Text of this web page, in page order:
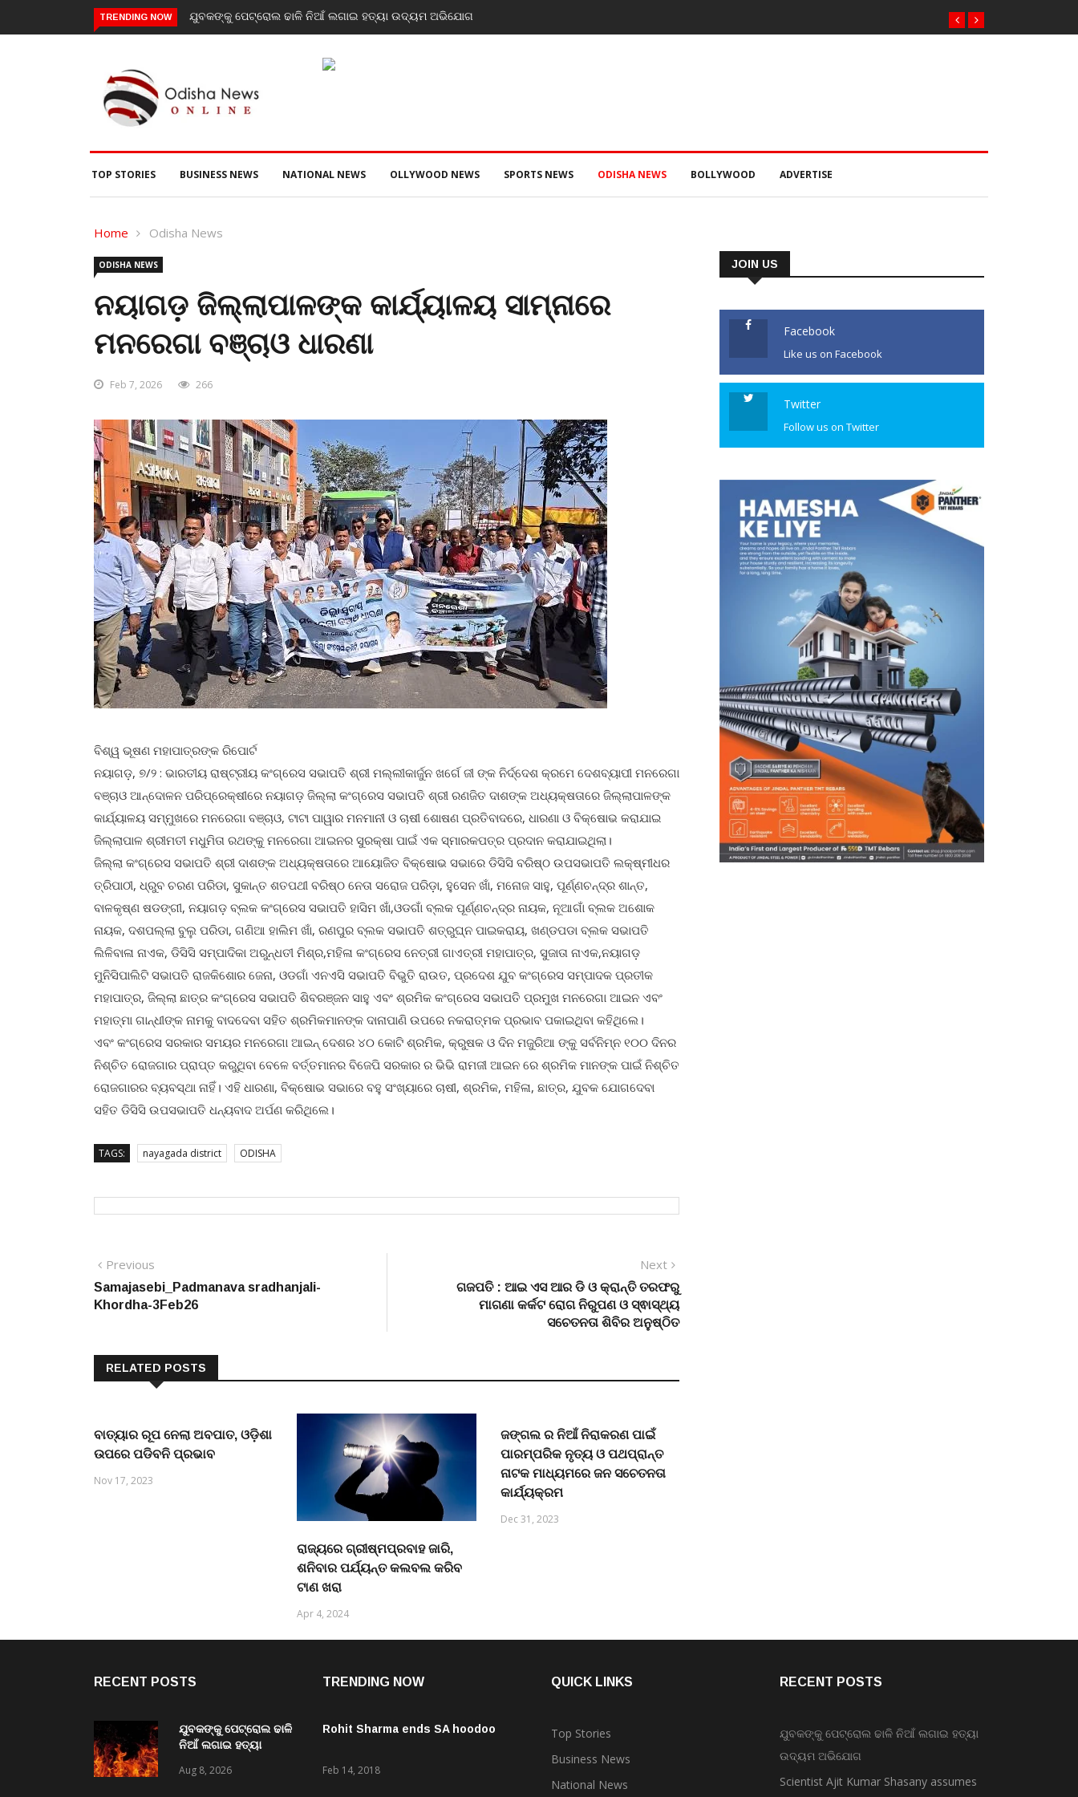
TRENDING NOW ଯୁବକଙ୍କୁ ପେଟ୍ରୋଲ ଢାଳି ନିଆଁ ଲଗାଇ ହତ୍ୟା ଉଦ୍ୟମ ଅଭିଯୋଗ
TOP STORIES BUSINESS NEWS NATIONAL NEWS OLLYWOOD NEWS SPORTS NEWS ODISHA NEWS BOLLYWOOD ADVERTISE
Home Odisha News
ODISHA NEWS
ନୟାଗଡ଼ ଜିଲ୍ଲାପାଳଙ୍କ କାର୍ଯ୍ୟାଳୟ ସାମ୍ନାରେ
ମନରେଗା ବଞ୍ଚାଓ ଧାରଣା
Feb 7, 2026 266
ବିଶ୍ୱ ଭୂଷଣ ମହାପାତ୍ରଙ୍କ ରିପୋର୍ଟ
ନୟାଗଡ଼, ୭/୨ : ଭାରତୀୟ ରାଷ୍ଟ୍ରୀୟ କଂଗ୍ରେସ ସଭାପତି ଶ୍ରୀ ମଲ୍ଲୀକାର୍ଜୁନ ଖର୍ଗେ ଜୀ ଙ୍କ ନିର୍ଦ୍ଦେଶ କ୍ରମେ ଦେଶବ୍ୟାପୀ ମନରେଗା
ବଞ୍ଚାଓ ଆନ୍ଦୋଳନ ପରିପ୍ରେକ୍ଷୀରେ ନୟାଗଡ଼ ଜିଲ୍ଲା କଂଗ୍ରେସ ସଭାପତି ଶ୍ରୀ ରଣଜିତ ଦାଶଙ୍କ ଅଧ୍ୟକ୍ଷତାରେ ଜିଲ୍ଲାପାଳଙ୍କ
କାର୍ଯ୍ୟାଳୟ ସମ୍ମୁଖରେ ମନରେଗା ବଞ୍ଚାଓ, ଟାଟା ପାୱାର ମନମାନୀ ଓ ଚାଷୀ ଶୋଷଣ ପ୍ରତିବାଦରେ, ଧାରଣା ଓ ବିକ୍ଷୋଭ କରାଯାଇ
ଜିଲ୍ଲାପାଳ ଶ୍ରୀମତୀ ମଧୁମିତା ରଥଙ୍କୁ ମନରେଗା ଆଇନର ସୁରକ୍ଷା ପାଇଁ ଏକ ସ୍ମାରକପତ୍ର ପ୍ରଦାନ କରାଯାଇଥିଲା।
ଜିଲ୍ଲା କଂଗ୍ରେସ ସଭାପତି ଶ୍ରୀ ଦାଶଙ୍କ ଅଧ୍ୟକ୍ଷତାରେ ଆୟୋଜିତ ବିକ୍ଷୋଭ ସଭାରେ ଡିସିସି ବରିଷ୍ଠ ଉପସଭାପତି ଲକ୍ଷ୍ମୀଧର
ତ୍ରିପାଠୀ, ଧ୍ରୁବ ଚରଣ ପରିଡା, ସୁକାନ୍ତ ଶତପଥୀ ବରିଷ୍ଠ ନେତା ସରୋଜ ପରିଡ଼ା, ହୁସେନ ଖାଁ, ମନୋଜ ସାହୁ, ପୂର୍ଣ୍ଣଚନ୍ଦ୍ର ଶାନ୍ତ,
ବାଳକୃଷ୍ଣ ଷଡଙ୍ଗୀ, ନୟାଗଡ଼ ବ୍ଲକ କଂଗ୍ରେସ ସଭାପତି ହାସିମ ଖାଁ,ଓଡଗାଁ ବ୍ଲକ ପୂର୍ଣ୍ଣଚନ୍ଦ୍ର ନାୟକ, ନୂଆଗାଁ ବ୍ଲକ ଅଶୋକ
ନାୟକ, ଦଶପଲ୍ଲା ବୁଲୁ ପରିଡା, ଗଣିଆ ହାଲିମ ଖାଁ, ରଣପୁର ବ୍ଲକ ସଭାପତି ଶତ୍ରୁଘ୍ନ ପାଇକରାୟ, ଖଣ୍ଡପଡା ବ୍ଲକ ସଭାପତି
ଲିଳିବାଳା ନାଏକ, ଡିସିସି ସମ୍ପାଦିକା ଅରୁନ୍ଧତୀ ମିଶ୍ର,ମହିଳା କଂଗ୍ରେସ ନେତ୍ରୀ ଗାଏତ୍ରୀ ମହାପାତ୍ର, ସୁଜାତା ନାଏକ,ନୟାଗଡ଼
ମୁନିସିପାଲିଟି ସଭାପତି ରାଜକିଶୋର ଜେନା, ଓଡଗାଁ ଏନଏସି ସଭାପତି ବିଭୁତି ରାଉତ, ପ୍ରଦେଶ ଯୁବ କଂଗ୍ରେସ ସମ୍ପାଦକ ପ୍ରତୀକ
ମହାପାତ୍ର, ଜିଲ୍ଲା ଛାତ୍ର କଂଗ୍ରେସ ସଭାପତି ଶିବରଞ୍ଜନ ସାହୁ ଏବଂ ଶ୍ରମିକ କଂଗ୍ରେସ ସଭାପତି ପ୍ରମୁଖ ମନରେଗା ଆଇନ ଏବଂ
ମହାତ୍ମା ଗାନ୍ଧୀଙ୍କ ନାମକୁ ବାଦଦେବା ସହିତ ଶ୍ରମିକମାନଙ୍କ ଦାନାପାଣି ଉପରେ ନକରାତ୍ମକ ପ୍ରଭାବ ପକାଇଥିବା କହିଥିଲେ।
ଏବଂ କଂଗ୍ରେସ ସରକାର ସମୟର ମନରେଗା ଆଇନ୍ ଦେଶର ୪୦ କୋଟି ଶ୍ରମିକ, କ୍ରୁଷକ ଓ ଦିନ ମଜୁରିଆ ଙ୍କୁ ସର୍ବନିମ୍ନ ୧୦୦ ଦିନର
ନିଶ୍ଚିତ ରୋଜଗାର ପ୍ରାପ୍ତ କରୁଥିବା ବେଳେ ବର୍ତ୍ତମାନର ବିଜେପି ସରକାର ର ଭିଭି ରାମଜୀ ଆଇନ ରେ ଶ୍ରମିକ ମାନଙ୍କ ପାଇଁ ନିଶ୍ଚିତ
ରୋଜଗାରର ବ୍ୟବସ୍ଥା ନାହିଁ। ଏହି ଧାରଣା, ବିକ୍ଷୋଭ ସଭାରେ ବହୁ ସଂଖ୍ୟାରେ ଚାଷୀ, ଶ୍ରମିକ, ମହିଳା, ଛାତ୍ର, ଯୁବକ ଯୋଗଦେବା
ସହିତ ଡିସିସି ଉପସଭାପତି ଧନ୍ୟବାଦ ଅର୍ପଣ କରିଥିଲେ।
TAGS: nayagada district ODISHA
Post
navigation
Previous
post:
Samajasebi_Padmanava sradhanjali-
Khordha-3Feb26
Next
post:
ଗଜପତି : ଆଇ ଏସ ଆର ଡି ଓ କ୍ରାନ୍ତି ତରଫରୁ
ମାଗଣା କର୍କଟ ରୋଗ ନିରୁପଣ ଓ ସ୍ଵାସ୍ଥ୍ୟ
ସଚେତନତା ଶିବିର ଅନୁଷ୍ଠିତ
RELATED POSTS
ବାତ୍ୟାର ରୂପ ନେଲା ଅବପାତ, ଓଡ଼ିଶା
ଉପରେ ପଡିବନି ପ୍ରଭାବ
Nov 17, 2023
ରାଜ୍ୟରେ ଗ୍ରୀଷ୍ମପ୍ରବାହ ଜାରି,
ଶନିବାର ପର୍ଯ୍ୟନ୍ତ କଲବଲ କରିବ
ଟାଣ ଖରା
Apr 4, 2024
ଜଙ୍ଗଲ ର ନିଆଁ ନିରାକରଣ ପାଇଁ
ପାରମ୍ପରିକ ନୃତ୍ୟ ଓ ପଥପ୍ରାନ୍ତ
ନାଟକ ମାଧ୍ୟମରେ ଜନ ସଚେତନତା
କାର୍ଯ୍ୟକ୍ରମ
Dec 31, 2023
JOIN US
Facebook
Like us on Facebook
Twitter
Follow us on Twitter
RECENT POSTS
ଯୁବକଙ୍କୁ ପେଟ୍ରୋଲ ଢାଳି
ନିଆଁ ଲଗାଇ ହତ୍ୟା
Aug 8, 2026
TRENDING NOW
Rohit Sharma ends SA hoodoo
Feb 14, 2018
QUICK LINKS
Top Stories
Business News
National News
RECENT POSTS
ଯୁବକଙ୍କୁ ପେଟ୍ରୋଲ ଢାଳି ନିଆଁ ଲଗାଇ ହତ୍ୟା
ଉଦ୍ୟମ ଅଭିଯୋଗ
Scientist Ajit Kumar Shasany assumes